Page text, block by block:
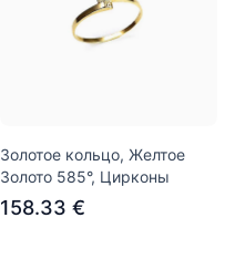
Золотое кольцо, Желтое
Золото 585°, Цирконы
158.33 €